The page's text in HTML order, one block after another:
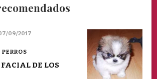
09/2017
PERROS
DE LOS